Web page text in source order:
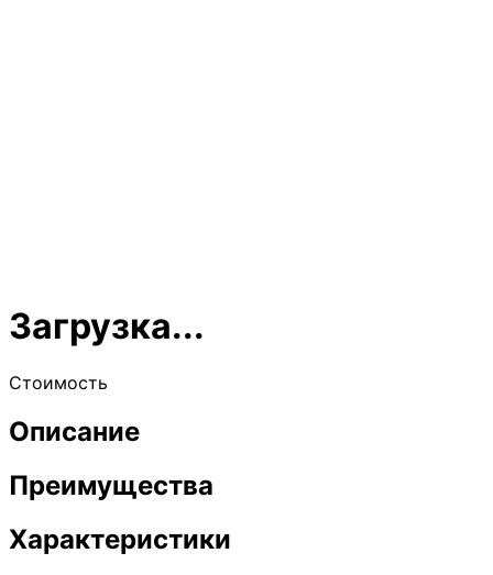
Загрузка...
Стоимость
Описание
Преимущества
Характеристики